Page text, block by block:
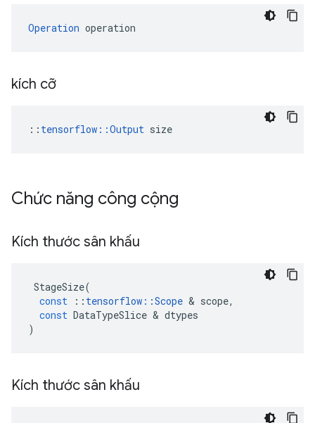
Operation operation
kích cỡ
:: tensorflow::Output size
Chức năng công cộng
Kích thước sân khấu
StageSize(
const
:: tensorflow ::Scope & scope,
const DataTypeSlice & dtypes
)
Kích thước sân khấu